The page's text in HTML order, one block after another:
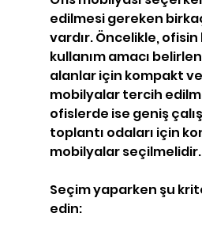
edilmesi gereken
vardır. Öncelikle,
kullanım amacı
alanlar için kompakt
mobilyalar tercih
ofislerde ise geniş
toplantı odaları için
mobilyalar seçilmelidir.
Seçim yaparken şu
edin: